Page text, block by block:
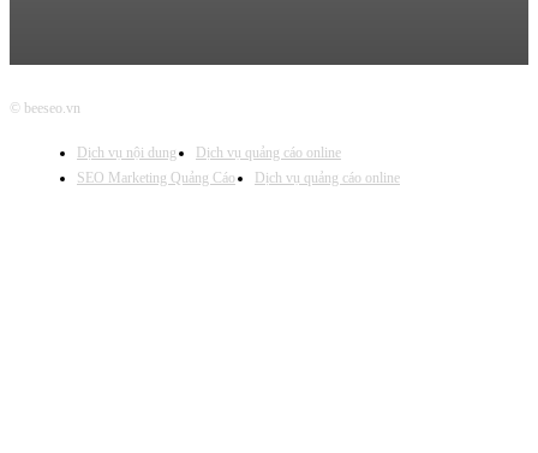
© beeseo.vn
Dịch vụ nội dung
Dịch vụ quảng cáo online
SEO Marketing Quảng Cáo
Dịch vụ quảng cáo online